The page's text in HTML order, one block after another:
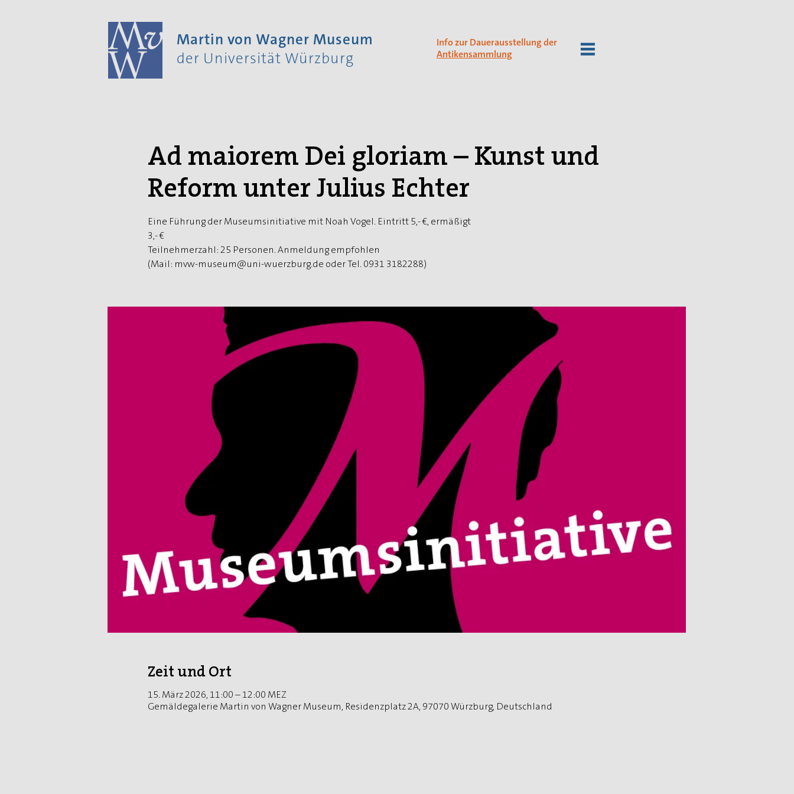
Martin von Wagner Museum
der Universität Würzburg
Info zur Dauerausstellung der
Antikensammlung
Ad maiorem Dei gloriam – Kunst und
Reform unter Julius Echter
Eine Führung der Museumsinitiative mit Noah Vogel. Eintritt 5,- €, ermäßigt
3,- €
Teilnehmerzahl: 25 Personen. Anmeldung empfohlen
(Mail: mvw-museum@uni-wuerzburg.de oder Tel. 0931 3182288)
Zeit und Ort
15. März 2026, 11:00 – 12:00 MEZ
Gemäldegalerie Martin von Wagner Museum, Residenzplatz 2A, 97070 Würzburg, Deutschland